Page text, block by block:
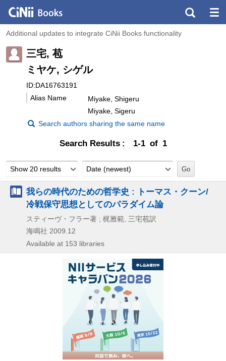
Additional updates to integrate CiNii Books functionality
三宅, 苞
ミヤケ, シゲル
ID:DA16763191
Alias Name
Miyake, Shigeru
Miyake, Sigeru
Search authors sharing the same name
Search Results 1-1 of 1
Show 20 results Date (newest)
我らの時代のための哲学史 : トーマス・クーン/
冷戦保守思想としてのパラダイム論
スティーヴ・フラー著 ; 梶雅範, 三宅苞訳
海鳴社 2009.12
Available at 153 libraries